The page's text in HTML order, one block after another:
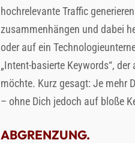
hochrelevante Traffic
zusammenhängen und dabei
oder auf ein
„Intent-basierte Keywords“,
möchte. Kurz gesagt: Je mehr
– ohne Dich jedoch auf bloße
ABGRENZUNG.